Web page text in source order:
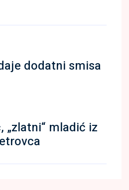
dodatni smisa
„zlatni“ mladić iz